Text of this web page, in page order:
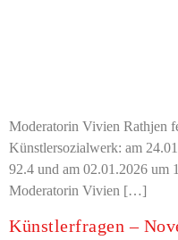
Moderatorin Vivien Rathjen
Künstlersozialwerk: am
92.4 und am 02.01.2026 um
Moderatorin Vivien […]
Künstlerfragen –